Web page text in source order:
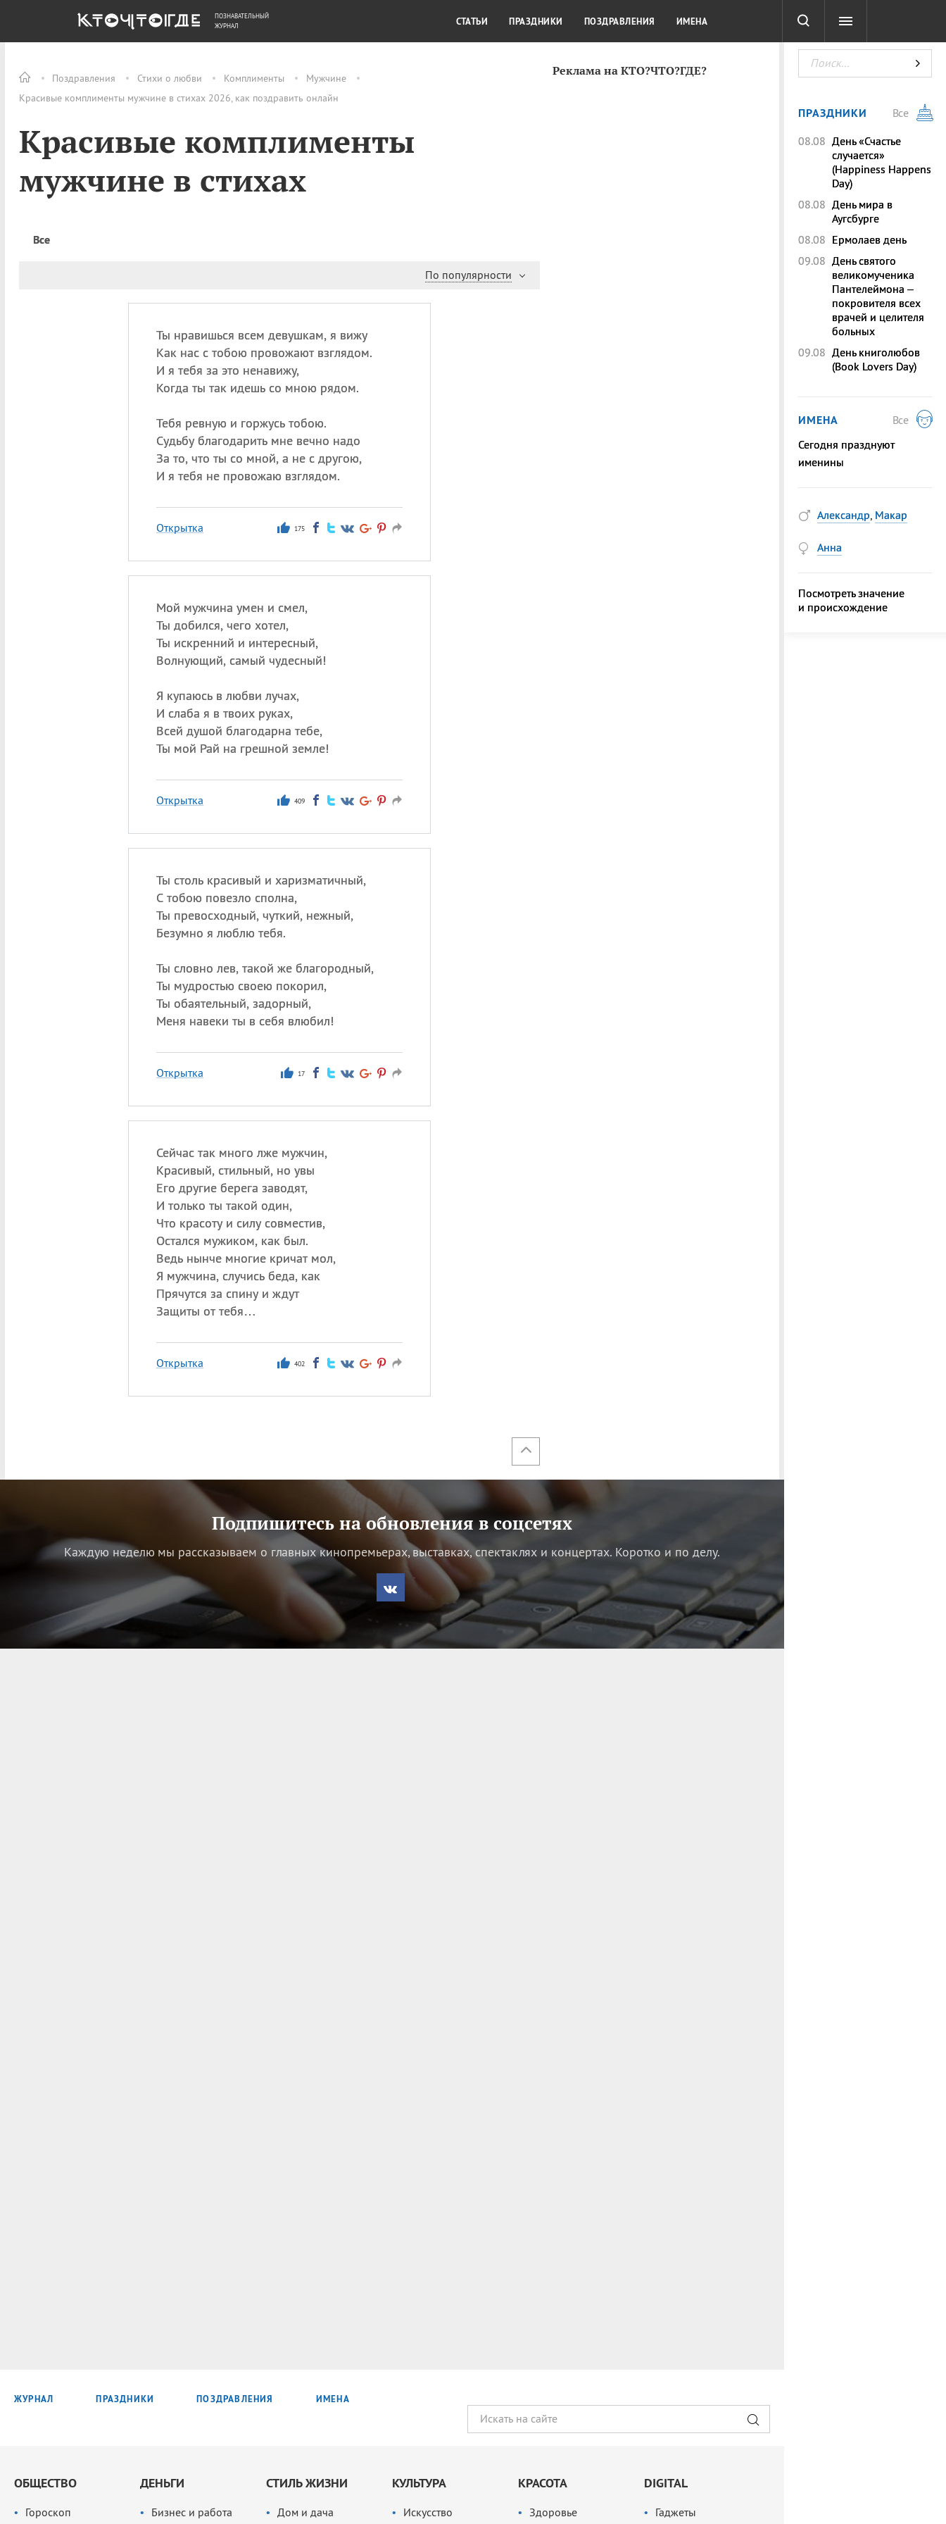
Поздравления Стихи о любви Комплименты
Мужчине
Красивые комплименты мужчине в стихах 2026, как поздравить онлайн
Красивые комплименты
мужчине в стихах
Все
По популярности
Ты нравишься всем девушкам, я вижу
Как нас с тобою провожают взглядом.
И я тебя за это ненавижу,
Когда ты так идешь со мною рядом.
Тебя ревную и горжусь тобою.
Судьбу благодарить мне вечно надо
За то, что ты со мной, а не с другою,
И я тебя не провожаю взглядом.
Открытка 175
Мой мужчина умен и смел,
Ты добился, чего хотел,
Ты искренний и интересный,
Волнующий, самый чудесный!
Я купаюсь в любви лучах,
И слаба я в твоих руках,
Всей душой благодарна тебе,
Ты мой Рай на грешной земле!
Открытка 409
Ты столь красивый и харизматичный,
С тобою повезло сполна,
Ты превосходный, чуткий, нежный,
Безумно я люблю тебя.
Ты словно лев, такой же благородный,
Ты мудростью своею покорил,
Ты обаятельный, задорный,
Меня навеки ты в себя влюбил!
Открытка 17
Сейчас так много лже мужчин,
Красивый, стильный, но увы
Его другие берега заводят,
И только ты такой один,
Что красоту и силу совместив,
Остался мужиком, как был.
Ведь нынче многие кричат мол,
Я мужчина, случись беда, как
Прячутся за спину и ждут
Защиты от тебя…
Открытка 402
Реклама на КТО?ЧТО?ГДЕ?
Подпишитесь на обновления в соцсетях
Каждую неделю мы рассказываем о главных кинопремьерах, выставках, спектаклях и концертах. Коротко и по делу.
ОБЩЕСТВО ДЕНЬГИ КУЛЬТУРА КРАСОТА ТЕСТЫ
ПОЗНАВАТЕЛЬНЫЙ
ЖУРНАЛ
СТАТЬИ ПРАЗДНИКИ ПОЗДРАВЛЕНИЯ ИМЕНА
ЖУРНАЛ ПРАЗДНИКИ ПОЗДРАВЛЕНИЯ ИМЕНА
ОБЩЕСТВО
Гороскоп
ДЕНЬГИ
Бизнес и работа
СТИЛЬ ЖИЗНИ
Дом и дача
КУЛЬТУРА
Искусство
КРАСОТА
Здоровье
DIGITAL
Гаджеты
ПРАЗДНИКИ
Все
08.08 День «Счастье
случается»
(Happiness Happens
Day)
08.08 День мира в
Аугсбурге
08.08 Ермолаев день
09.08 День святого
великомученика
Пантелеймона –
покровителя всех
врачей и целителя
больных
09.08 День книголюбов
(Book Lovers Day)
ИМЕНА
Все
Сегодня празднуют
именины
Александр, Макар
Анна
Посмотреть значение
и происхождение